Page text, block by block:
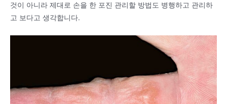
것이 아니라 제대로 손을 한 포진 관리할 방법도 병행하고 관리하
고 보다고 생각합니다.